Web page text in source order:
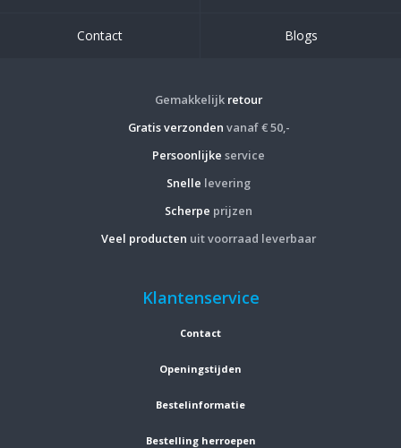
Contact Blogs
Gemakkelijk retour
Gratis verzonden vanaf € 50,-
Persoonlijke service
Snelle levering
Scherpe prijzen
Veel producten uit voorraad leverbaar
Klantenservice
Contact
Openingstijden
Bestelinformatie
Bestelling herroepen